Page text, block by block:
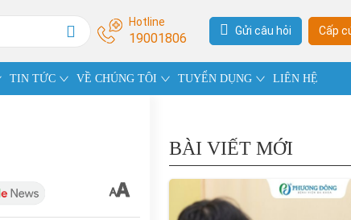
Hotline
19001806 Gửi câu hỏi Cấp
TIN TỨC VỀ CHÚNG TÔI TUYỂN DỤNG LIÊN HỆ
BÀI VIẾT MỚI